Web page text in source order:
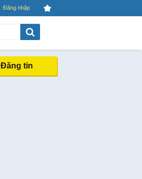
Đăng nhập
Đăng tin